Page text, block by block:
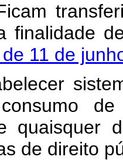
finalidade
11 de
sistema
quaisquer
de direito